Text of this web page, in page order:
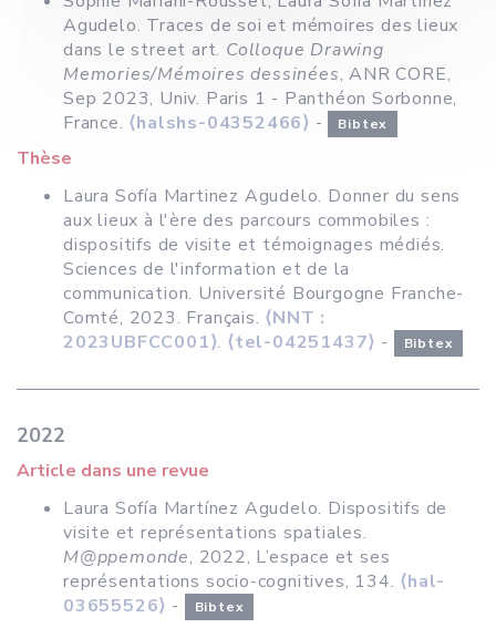
Agudelo. Traces de soi et mémoires des lieux
dans le street art. Colloque Drawing
Memories/Mémoires dessinées, ANR CORE,
Sep 2023, Univ. Paris 1 - Panthéon Sorbonne,
France. ⟨halshs-04352466⟩ - Bibtex
Thèse
Laura Sofía Martinez Agudelo. Donner du sens
aux lieux à l'ère des parcours commobiles :
dispositifs de visite et témoignages médiés.
Sciences de l'information et de la
communication. Université Bourgogne Franche-
Comté, 2023. Français. ⟨NNT :
2023UBFCC001⟩. ⟨tel-04251437⟩ - Bibtex
2022
Article dans une revue
Laura Sofía Martínez Agudelo. Dispositifs de
visite et représentations spatiales.
M@ppemonde, 2022, L’espace et ses
représentations socio-cognitives, 134. ⟨hal-
03655526⟩ - Bibtex